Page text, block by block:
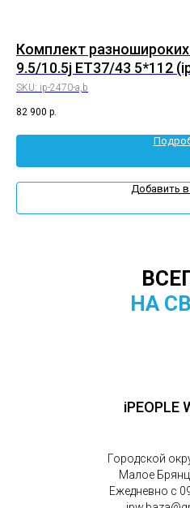
Комплект
9.5/10.5j ET37/43 5*112
SKU: ip-2470-a,b
82 900 р.
Добавить в
НА
iPEOPLE
Городской
Малое
Ежедневно с